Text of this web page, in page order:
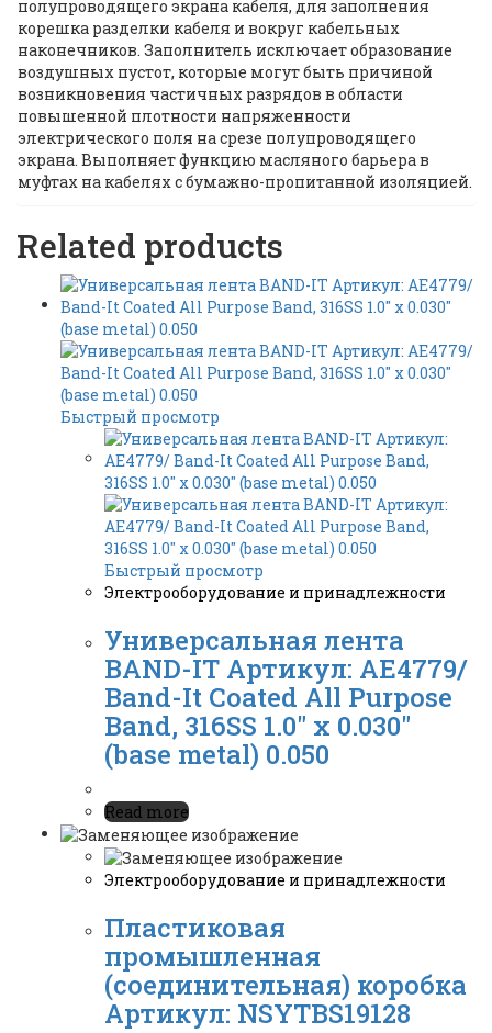
полупроводящего экрана кабеля, для заполнения
корешка разделки кабеля и вокруг кабельных
наконечников. Заполнитель исключает образование
воздушных пустот, которые могут быть причиной
возникновения частичных разрядов в области
повышенной плотности напряженности
электрического поля на срезе полупроводящего
экрана. Выполняет функцию масляного барьера в
муфтах на кабелях с бумажно-пропитанной изоляцией.
Related products
Быстрый просмотр
Быстрый просмотр
Электрооборудование и принадлежности
Универсальная лента
BAND-IT Артикул: AE4779/
Band-It Coated All Purpose
Band, 316SS 1.0″ x 0.030″
(base metal) 0.050
Read more
Электрооборудование и принадлежности
Пластиковая
промышленная
(соединительная) коробка
Артикул: NSYTBS19128